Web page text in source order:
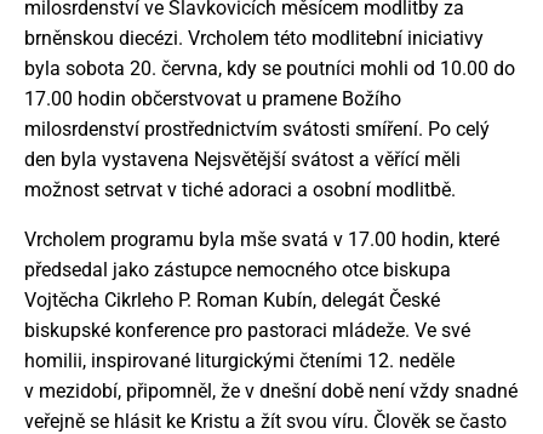
predstaveny@pallotini.cz
milosrdenství ve Slavkovicích měsícem modlitby za
brněnskou diecézi. Vrcholem této modlitební iniciativy
byla sobota 20. června, kdy se poutníci mohli od 10.00 do
17.00 hodin občerstvovat u pramene Božího
milosrdenství prostřednictvím svátosti smíření. Po celý
den byla vystavena Nejsvětější svátost a věřící měli
možnost setrvat v tiché adoraci a osobní modlitbě.
Vrcholem programu byla mše svatá v 17.00 hodin, které
předsedal jako zástupce nemocného otce biskupa
Vojtěcha Cikrleho P. Roman Kubín, delegát České
biskupské konference pro pastoraci mládeže. Ve své
homilii, inspirované liturgickými čteními 12. neděle
v mezidobí, připomněl, že v dnešní době není vždy snadné
veřejně se hlásit ke Kristu a žít svou víru. Člověk se často